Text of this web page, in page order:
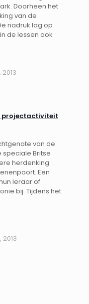
Doorheen het
van de
nadruk lag op
de lessen ook
projectactiviteit
van de
speciale Britse
herdenking
Een
leraar of
bij. Tijdens het